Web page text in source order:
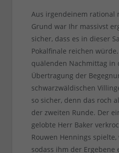
Aus irgendeinem rational
Grund war Ihr massivst
sicher, dass es in dieser
Pokalfinale reichen
quälenden Nachmittag in
Übertragung der
schwarzwäldischen
so sicher, denn das roch
der zweiten Runde. Der
gelobte Herr Baker
Rouwen Hennings spielte,
sodass ihm der Ergebene